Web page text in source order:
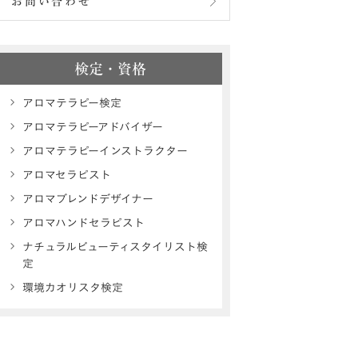
検定・資格
アロマテラピー検定
アロマテラピーアドバイザー
アロマテラピーインストラクター
アロマセラピスト
アロマブレンドデザイナー
アロマハンドセラピスト
ナチュラルビューティスタイリスト検
定
環境カオリスタ検定